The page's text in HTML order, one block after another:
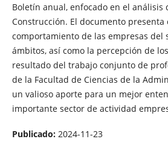
Boletín anual, enfocado en el análisis
Construcción. El documento presenta
comportamiento de las empresas del
ámbitos, así como la percepción de
resultado del trabajo conjunto de
de la Facultad de Ciencias de la
un valioso aporte para un mejor
importante sector de actividad
Publicado: 2024-11-23